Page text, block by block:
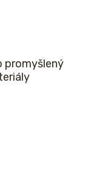
promyšlený